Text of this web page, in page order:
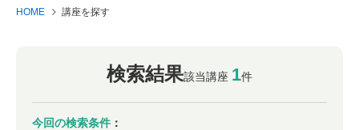
HOME 講座を探す
検索結果該当講座 1件
今回の検索条件 ：